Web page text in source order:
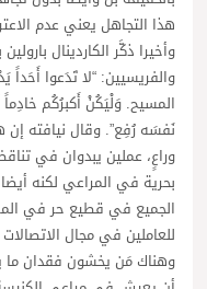
هذا التجاهل يعني عدم
وأخيرا ذكَّر الكاردينال
والفريسيين: “لا تَدَعوا
المسيح. وَلْيَكُنْ أَكبرُكُم
نَفسَه رُفِع”. وقال نيافته
وراعٍ، عملين يبدوان في
بحرية في المراعي لكنه
الجميع في قطيع حر في
للعاملين في مجال
وهناك مَن يخشون فقدان ما